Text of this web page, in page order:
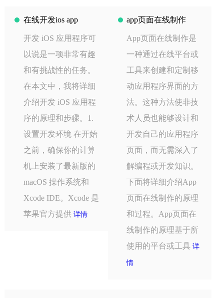
在线开发ios app
开发 iOS 应用程序可
以说是一项非常有趣
和有挑战性的任务。
在本文中，我将详细
介绍开发 iOS 应用程
序的原理和步骤。1.
设置开发环境 在开始
之前，确保你的计算
机上安装了最新版的
macOS 操作系统和
Xcode IDE。Xcode 是
苹果官方提供 详情
app页面在线制作
App页面在线制作是
一种通过在线平台或
工具来创建和定制移
动应用程序界面的方
法。这种方法使非技
术人员也能够设计和
开发自己的应用程序
页面，而无需深入了
解编程或开发知识。
下面将详细介绍App
页面在线制作的原理
和过程。App页面在
线制作的原理基于所
使用的平台或工具详
情